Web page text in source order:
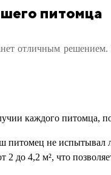
питомца
отличным
каждого питомца,
питомец не испытывал
до 4,2 м², что